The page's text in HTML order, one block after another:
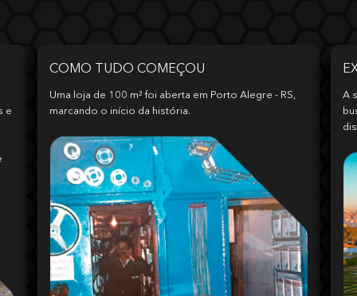
e
COMO TUDO COMEÇOU
Uma loja de 100 m² foi aberta em Porto Alegre - RS,
marcando o início da história.
A